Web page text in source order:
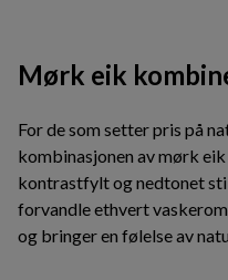
Mørk eik
For de som setter pris på
kombinasjonen av mørk
kontrastfylt og nedtonet
forvandle ethvert
og bringer en følelse av